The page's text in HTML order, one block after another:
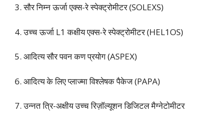
3. सौर निम्न ऊर्जा एक्स-रे स्पेक्ट्रोमीटर (SOLEXS)
4. उच्च ऊर्जा L1 कक्षीय एक्स-रे स्पेक्ट्रोमीटर (HEL1OS)
5. आदित्य सौर पवन कण प्रयोग (ASPEX)
6. आदित्य के लिए प्लाज्मा विश्लेषक पैकेज (PAPA)
7. उन्नत त्रि-अक्षीय उच्च रिज़ॉल्यूशन डिजिटल मैग्नेटोमीटर